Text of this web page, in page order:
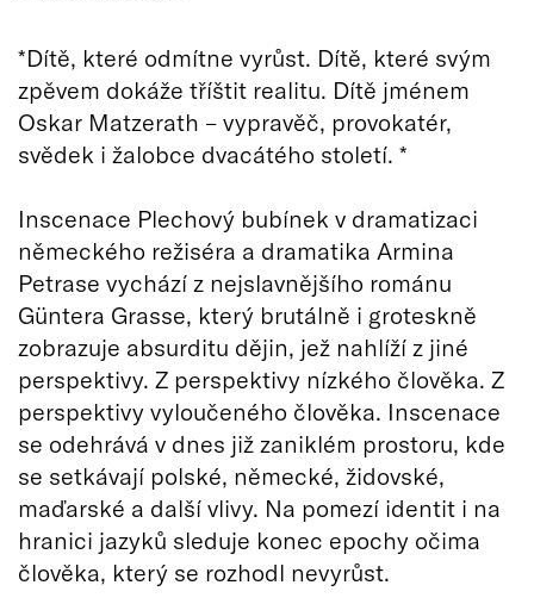
*Dítě, které odmítne vyrůst. Dítě, které svým
zpěvem dokáže tříštit realitu. Dítě jménem
Oskar Matzerath – vypravěč, provokatér,
svědek i žalobce dvacátého století. *
Inscenace Plechový bubínek v dramatizaci
německého režiséra a dramatika Armina
Petrase vychází z nejslavnějšího románu
Güntera Grasse, který brutálně i groteskně
zobrazuje absurditu dějin, jež nahlíží z jiné
perspektivy. Z perspektivy nízkého člověka. Z
perspektivy vyloučeného člověka. Inscenace
se odehrává v dnes již zaniklém prostoru, kde
se setkávají polské, německé, židovské,
maďarské a další vlivy. Na pomezí identit i na
hranici jazyků sleduje konec epochy očima
člověka, který se rozhodl nevyrůst.